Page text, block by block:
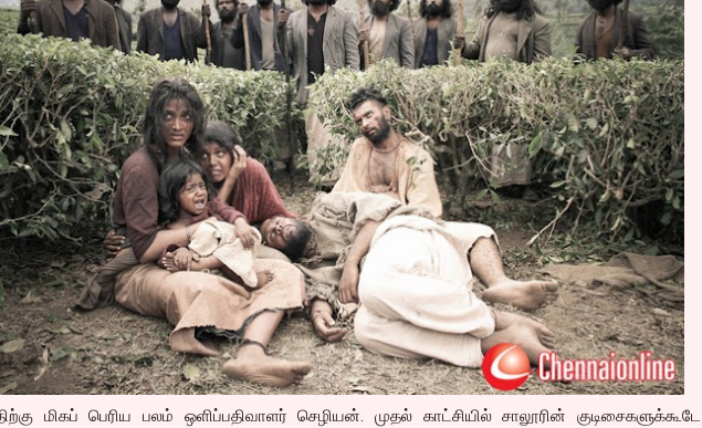
மிகப் பெரிய பலம் ஒளிப்பதிவாளர் செழியன். முதல் காட்சியில் சாலூரின் குடிசைகளுக்கூடே